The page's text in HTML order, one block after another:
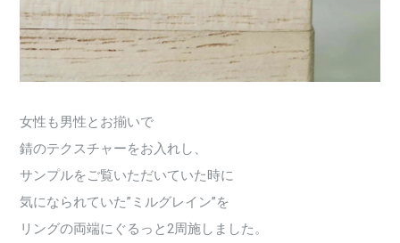
女性も男性とお揃いで
錆のテクスチャーをお入れし、
サンプルをご覧いただいていた時に
気になられていた”ミルグレイン”を
リングの両端にぐるっと2周施しました。